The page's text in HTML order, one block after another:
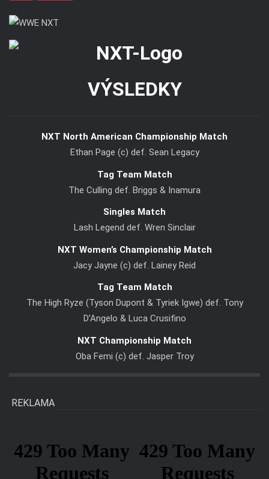
VÝSLEDKY
NXT North American Championship Match
Ethan Page (c) def. Sean Legacy
Tag Team Match
The Culling def. Briggs & Inamura
Singles Match
Lash Legend def. Wren Sinclair
NXT Women’s Championship Match
Jacy Jayne (c) def. Lainey Reid
Tag Team Match
The High Ryze (Tyson Dupont & Tyriek Igwe) def. Tony
D’Angelo & Luca Crusifino
NXT Championship Match
Oba Femi (c) def. Jasper Troy
REKLAMA